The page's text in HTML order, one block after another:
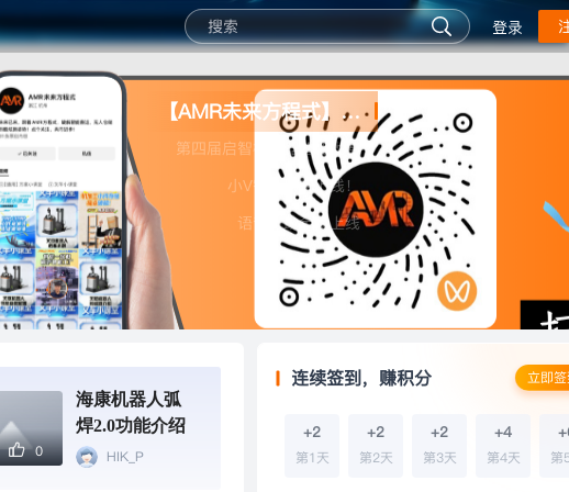
登录
【AMR未来方程式】移动机器人的专业微信
第四届启智杯机器智能大赛
小V智能助手上线！
语音自助全新上线
0
海康机器人弧
焊2.0功能介绍
HIK_P
连续签到，赚积分 立即
+2
第1天
+2
第2天
+2
第3天
+4
第4天 第